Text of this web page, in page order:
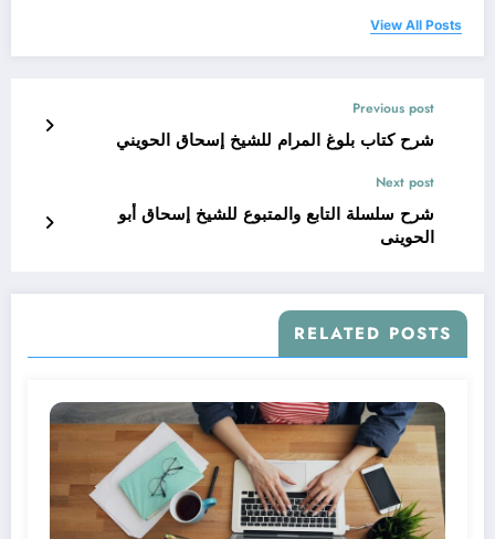
View All Posts
Previous post
شرح كتاب بلوغ المرام للشيخ إسحاق الحويني
Next post
شرح سلسلة التابع والمتبوع للشيخ إسحاق أبو
الحوينى
RELATED POSTS